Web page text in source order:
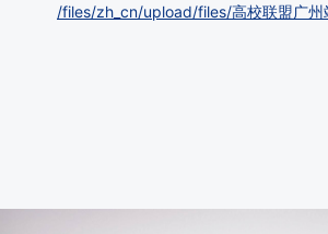
/files/zh_cn/upload/files/高校联盟广州